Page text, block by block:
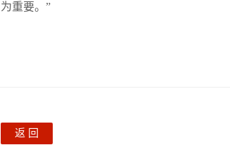
为重要。”
返 回